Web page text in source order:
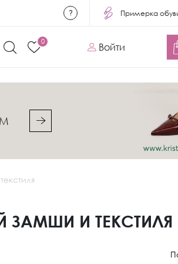
Примерка
0
Войти
ЗАМШИ И ТЕКСТИЛЯ